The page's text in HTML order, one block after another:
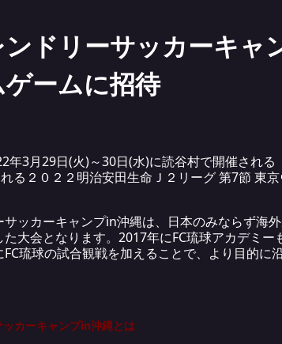
ンドリーサッカーキ
ームに招待
年3月29日(火)～30日(水)に読谷村で開催される
る２０２２明治安田生命Ｊ２リーグ 第7節 東
サッカーキャンプin沖縄は、日本のみならず海
大会となります。2017年にFC琉球アカデミー
琉球の試合観戦を加えることで、より目的
カーキャンプin沖縄とは